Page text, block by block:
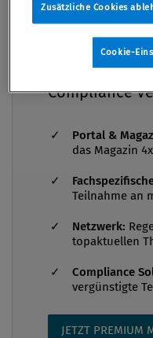
Budapester
bürokratische Hürden
eine zweijährige
Anwenderkreises
der Berichtsangaben
Regelwerken (ESRS,
Compliance
die
Compliance
Portal &
das Magazin
Teilnahme an
Netzwerk:
topaktuellen
Compliance
vergünstigte
JETZT PREMIUM
Zusätzliche Cookies
Cookie-